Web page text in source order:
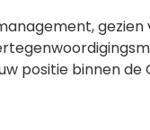
gezien
positie binnen de